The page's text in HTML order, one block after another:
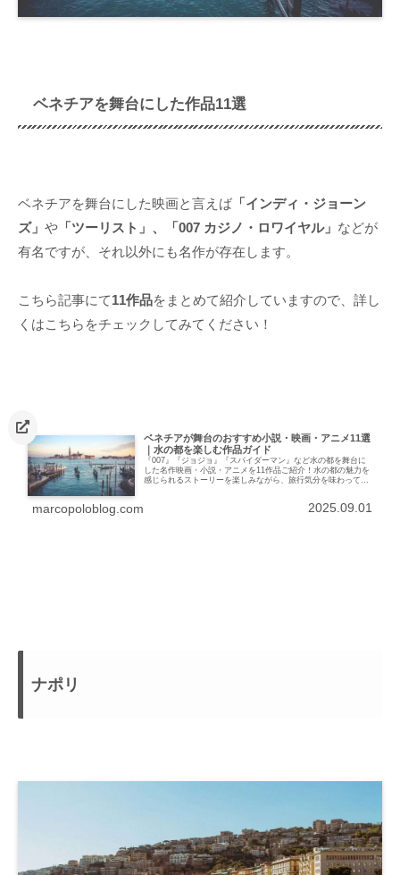
ベネチアを舞台にした作品11選
ベネチアを舞台にした映画と言えば 「インディ・ジョーン
ズ」 や 「ツーリスト」、「007 カジノ・ロワイヤル」 などが
有名ですが、それ以外にも名作が存在します。
こちら記事にて11作品をまとめて紹介していますので、詳し
くはこちらをチェックしてみてください！
ベネチアが舞台のおすすめ小説・映画・アニメ11選
｜水の都を楽しむ作品ガイド
『007』『ジョジョ』『スパイダーマン』など水の都を舞台に
した名作映画・小説・アニメを11作品ご紹介！水の都の魅力を
感じられるストーリーを楽しみながら、旅行気分を味わってみ
marcopoloblog.com 2025.09.01
ナポリ